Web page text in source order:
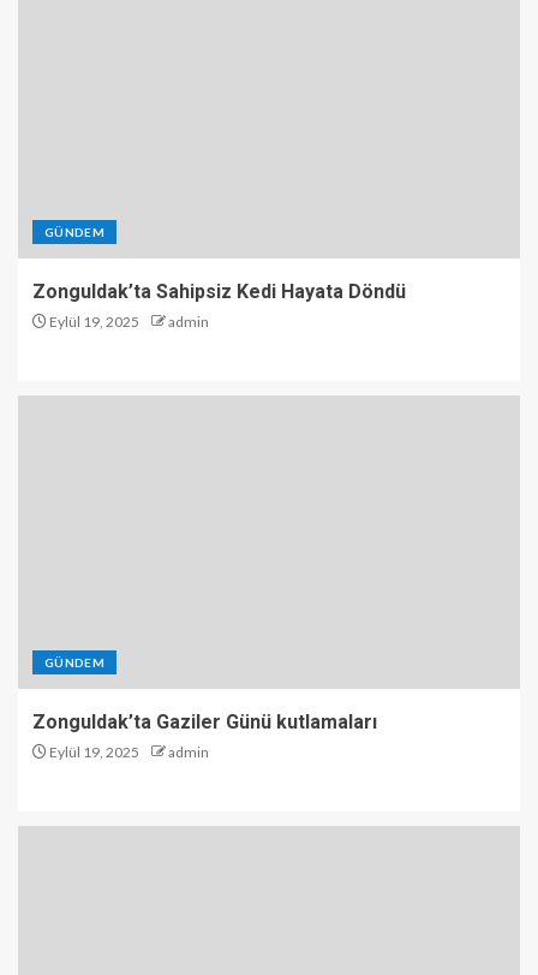
GÜNDEM
Zonguldak’ta Sahipsiz Kedi Hayata Döndü
Eylül 19, 2025 admin
GÜNDEM
Zonguldak’ta Gaziler Günü kutlamaları
Eylül 19, 2025 admin